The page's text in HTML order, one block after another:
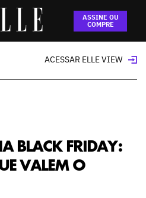
ASSINE OU
COMPRE
na Black Friday: 21 modelos
ACESSAR ELLE VIEW
BLACK FRIDAY:
VALEM O